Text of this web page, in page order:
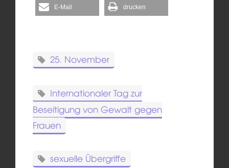
E-Mail drucken
25. November
Internationaler Tag zur
Beseitigung von Gewalt gegen
Frauen
sexuelle Übergriffe